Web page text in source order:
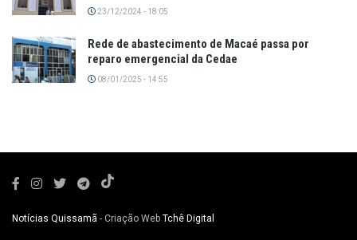
23/12/2024 - 18:05
Rede de abastecimento de Macaé passa por
reparo emergencial da Cedae
08/01/2025 - 14:55
Notícias Quissamã - Criação Web Tchê Digital